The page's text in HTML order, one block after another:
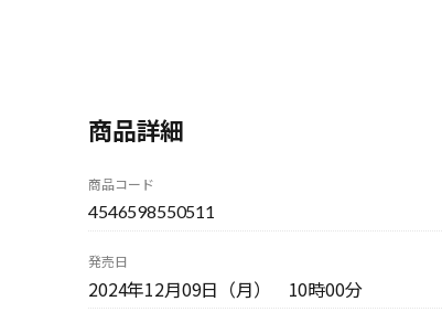
商品詳細
商品コード
4546598550511
発売日
2024年12月09日（月） 10時00分